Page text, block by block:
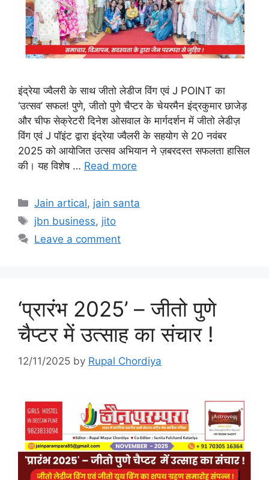
इंद्रेया ज्वैलरी के साथ जीतो लेडीज विंग एवं J POINT का
‘उत्सव’ सफल! पुणे, जीतो पुणे चैप्टर के चेयरमैन इंद्रकुमार छाजेड़
और चीफ सेक्रेटरी दिनेश ओसवाल के मार्गदर्शन में जीतो लेडीज़
विंग एवं J पॉइंट द्वारा इंद्रेया ज्वैलरी के सहयोग से 20 नवंबर
2025 को आयोजित उत्सव अभियान ने ज़बरदस्त सफलता हासिल
की। यह विशेष … Read more
Categories
Jain artical, jain santa
Tags
jbn business, jito
Leave a comment
‘प्रारंभ 2025’ – जीतो पुणे
चैप्टर में उत्साह का संचार !
12/11/2025 by Rupal Chordiya